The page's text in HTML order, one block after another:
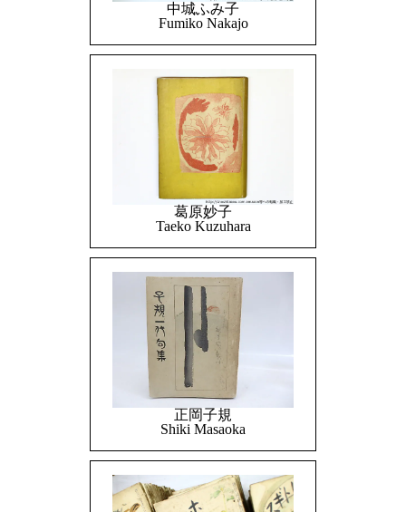
中城ふみ子
Fumiko Nakajo
葛原妙子
Taeko Kuzuhara
正岡子規
Shiki Masaoka